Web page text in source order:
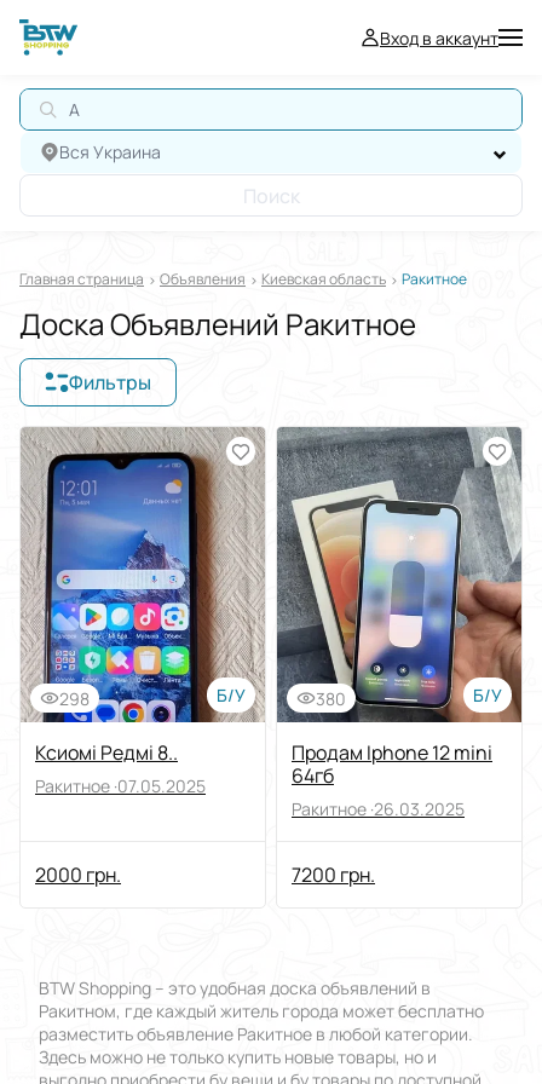
Вход в аккаунт
А
Вся Украина
Поиск
Главная страница Oбъявления Киевская область Ракитное
Доска Объявлений Ракитное
Фильтры
Отображать в $€₴
Отсортировать по
Выберите группу категорий
Цена
От До
Состояние
Применить
Сбросить все
298 Б/У
Ксиомі Редмі 8..
Ракитное ·07.05.2025
2000 грн.
380 Б/У
Продам Iphone 12 mini
64гб
Ракитное ·26.03.2025
7200 грн.
BTW Shopping – это удобная доска объявлений в
Ракитном, где каждый житель города может бесплатно
разместить объявление Ракитное в любой категории.
Здесь можно не только купить новые товары, но и